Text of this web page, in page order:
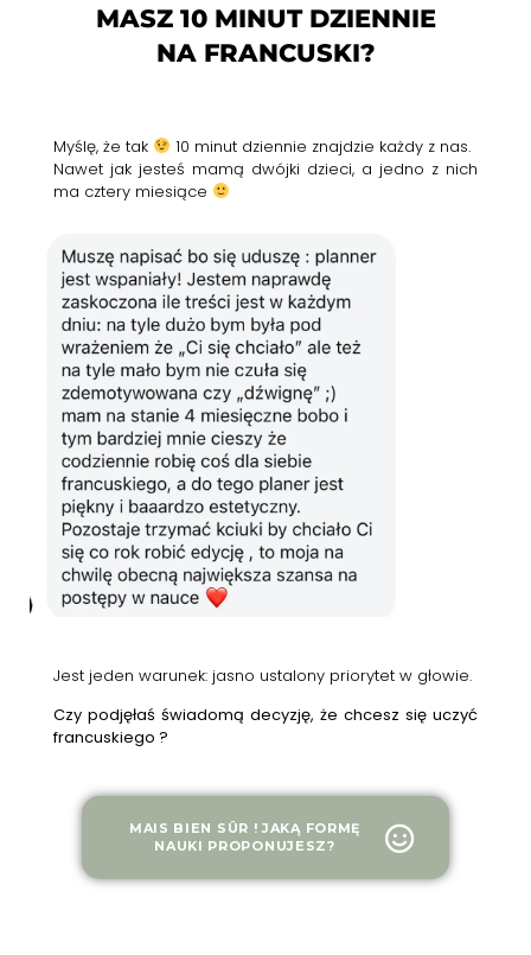
MASZ 10 MINUT DZIENNIE
NA FRANCUSKI?
Myślę, że tak
10 minut dziennie znajdzie każdy z nas.
Nawet jak jesteś mamą dwójki dzieci, a jedno z nich
ma cztery miesiące
Jest jeden warunek: jasno ustalony priorytet w głowie.
Czy podjęłaś świadomą decyzję, że chcesz się uczyć
francuskiego ?
MAIS BIEN SÛR ! JAKĄ FORMĘ
NAUKI PROPONUJESZ?